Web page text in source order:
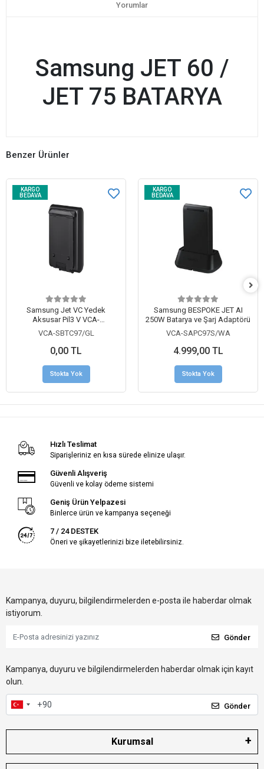
Yorumlar
Samsung JET 60 /
JET 75 BATARYA
Benzer Ürünler
KARGO
BEDAVA
Samsung Jet VC Yedek
Aksusar Pil3 V VCA-
SAPC97/WA
VCA-SBTC97/GL
0,00 TL
Stokta Yok
KARGO
BEDAVA
Samsung BESPOKE JET AI
250W Batarya ve Şarj Adaptörü
VCA-SAPC97S/WA
4.999,00 TL
Stokta Yok
Hızlı Teslimat
Siparişleriniz en kısa sürede elinize ulaşır.
Güvenli Alışveriş
Güvenli ve kolay ödeme sistemi
Geniş Ürün Yelpazesi
Binlerce ürün ve kampanya seçeneği
7 / 24 DESTEK
Öneri ve şikayetlerinizi bize iletebilirsiniz.
Kampanya, duyuru, bilgilendirmelerden e-posta ile haberdar olmak
istiyorum.
Gönder
Kampanya, duyuru ve bilgilendirmelerden haberdar olmak için kayıt
olun.
Gönder
Kurumsal